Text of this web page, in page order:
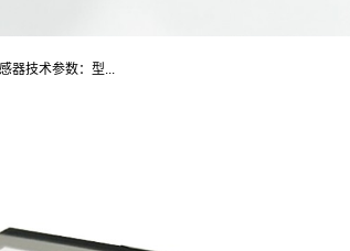
器技术参数：型...